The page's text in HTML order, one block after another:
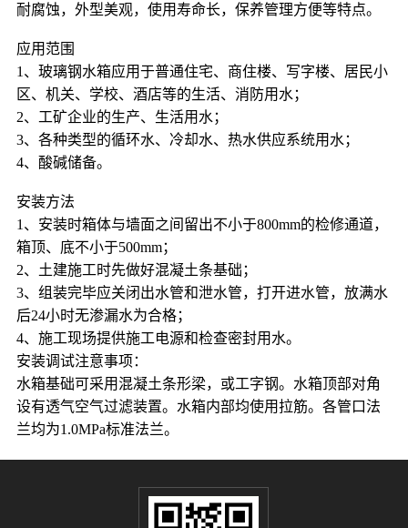
耐腐蚀，外型美观，使用寿命长，保养管理方便等特点。
应用范围
1、玻璃钢水箱应用于普通住宅、商住楼、写字楼、居民小
区、机关、学校、酒店等的生活、消防用水；
2、工矿企业的生产、生活用水；
3、各种类型的循环水、冷却水、热水供应系统用水；
4、酸碱储备。
安装方法
1、安装时箱体与墙面之间留出不小于800mm的检修通道，
箱顶、底不小于500mm；
2、土建施工时先做好混凝土条基础；
3、组装完毕应关闭出水管和泄水管，打开进水管，放满水
后24小时无渗漏水为合格；
4、施工现场提供施工电源和检查密封用水。
安装调试注意事项：
水箱基础可采用混凝土条形梁，或工字钢。水箱顶部对角
设有透气空气过滤装置。水箱内部均使用拉筋。各管口法
兰均为1.0MPa标准法兰。